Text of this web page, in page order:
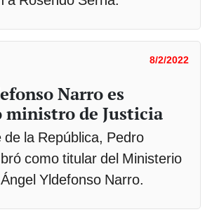
8/2/2022
Narro es
ministro de Justicia
de la República, Pedro
como titular del Ministerio
Yldefonso Narro.